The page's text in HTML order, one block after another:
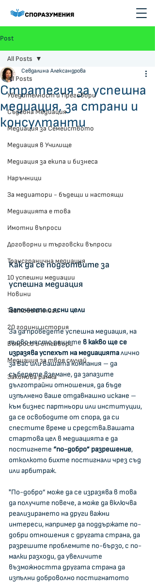
Post
All Posts
Убедителност и Преговори
Съдебна Медиация
Медиация за Семейството
Медиация в Училище
Медиация за екипа и бизнеса
Наръчници
За медиатори - бъдещи и настоящи
Медиацията е това
Имотни въпроси
Договорни и търговски въпроси
Трансгранична медиация
10 успешни медиации
Новини
Тестове и книги
20 години история
Въпроси и отговори
Медиация за твоя случай
Законова рамка
All Posts
Стратегия за успешна
медиация, за страни и
консултанти
Севдалина Александрова
Как да се подготвите за
успешна медиация
Започнете с ясни цели
За да проведете успешна медиация, на
първо място решете в какво ще се
изразява успехът на медиацията лично
за Вас или Вашата компания – да
съберете вземане, да запазите
дълготрайни отношения, да бъде
изпълнено ваше отдавнашно искане –
към бизнес партньори или институции,
да се освободите от спора, да си
спестите време и средства.Вашата
стартова цел в медиацията е да
постигнете “по-добро” разрешение,
отколкото бихте постигнали чрез съд
или арбитраж.
"По-добро” може да се изразява в това
да получите повече, а може да включва
реализирането на други важни
интереси, например да поддържате по-
добри отношения с другата страна, да
разрешите проблемите по-бързо, с по-
малки разходи, да увеличите
възможността другата страна да
изпълни доброволно постигнатото